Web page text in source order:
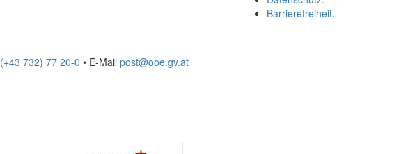
Barrierefreiheit.
(+43 732) 77 20-0 • E-Mail post@ooe.gv.at